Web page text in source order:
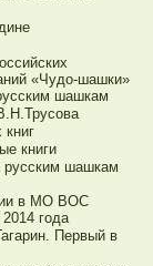
«Чудо-шашки»
шашкам
книг
книги
русским шашкам
в МО ВОС
года
Первый в